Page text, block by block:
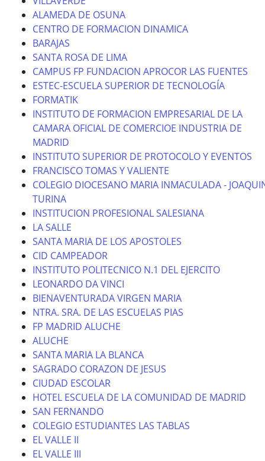
ALAMEDA DE OSUNA
CENTRO DE FORMACION DINAMICA
BARAJAS
SANTA ROSA DE LIMA
CAMPUS FP FUNDACION APROCOR LAS FUENTES
ESTEC-ESCUELA SUPERIOR DE TECNOLOGÍA
FORMATIK
INSTITUTO DE FORMACION EMPRESARIAL DE LA
CAMARA OFICIAL DE COMERCIOE INDUSTRIA DE
MADRID
INSTITUTO SUPERIOR DE PROTOCOLO Y EVENTOS
FRANCISCO TOMAS Y VALIENTE
COLEGIO DIOCESANO MARIA INMACULADA -
TURINA
INSTITUCION PROFESIONAL SALESIANA
LA SALLE
SANTA MARIA DE LOS APOSTOLES
CID CAMPEADOR
INSTITUTO POLITECNICO N.1 DEL EJERCITO
LEONARDO DA VINCI
BIENAVENTURADA VIRGEN MARIA
NTRA. SRA. DE LAS ESCUELAS PIAS
FP MADRID ALUCHE
ALUCHE
SANTA MARIA LA BLANCA
SAGRADO CORAZON DE JESUS
CIUDAD ESCOLAR
HOTEL ESCUELA DE LA COMUNIDAD DE MADRID
SAN FERNANDO
COLEGIO ESTUDIANTES LAS TABLAS
EL VALLE II
EL VALLE III